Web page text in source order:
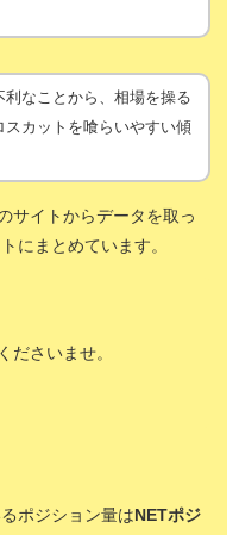
なことから、相場を操る
カットを喰らいやすい傾
サイトからデータを取っ
にまとめています。
ださいませ。
ポジション量は NETポジ